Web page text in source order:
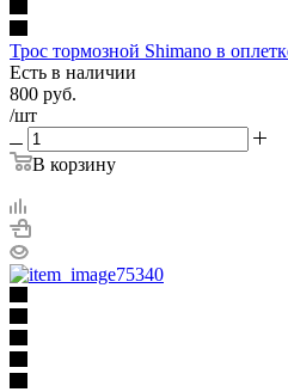
Трос тормозной Shimano в
Есть в наличии
800 руб.
/шт
В корзину